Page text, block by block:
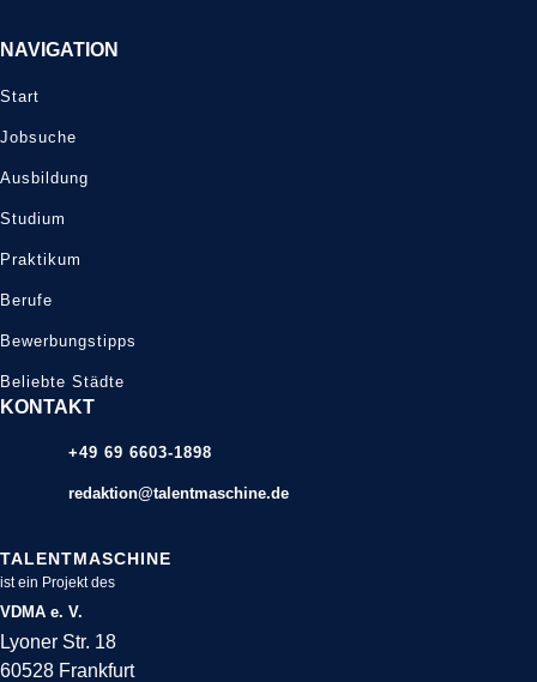
NAVIGATION
Start
Jobsuche
Ausbildung
Studium
Praktikum
Berufe
Bewerbungstipps
Beliebte Städte
KONTAKT
+49 69 6603-1898
redaktion@talentmaschine.de
TALENTMASCHINE
ist ein Projekt des
VDMA e. V.
Lyoner Str. 18
60528 Frankfurt